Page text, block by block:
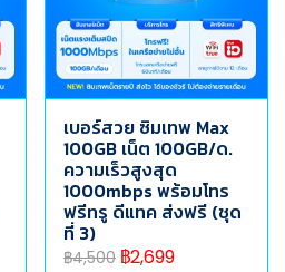
เบอร์สวย ซิมเทพ Max
100GB เน็ต 100GB/ด.
ความเร็วสูงสุด
1000mbps พร้อมโทร
ฟรีทรู ดีแทค ส่งฟรี (ชุด
ที่ 3)
฿4,500 ฿2,699